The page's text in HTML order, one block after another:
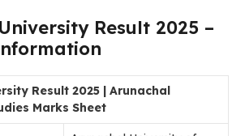
Result 2025 –
Result 2025 | Arunachal
Marks Sheet